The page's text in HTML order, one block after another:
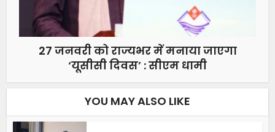
27 जनवरी को राज्यभर में मनाया जाएगा
‘यूसीसी दिवस’ : सीएम धामी
YOU MAY ALSO LIKE